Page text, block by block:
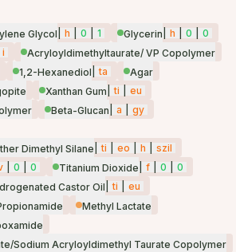
Glycol h 0 1 Glycerin h 0
0
i
Acryloyldimethyltaurate/ VP Copolymer
1,2-Hexanediol ta
Agar
Xanthan Gum ti
eu
Beta-Glucan a
gy
Dimethyl Silane
ti eo h
szil
0 0 Titanium Dioxide f 0
0
Castor Oil ti
eu
Methyl Lactate
Sodium Acryloyldimethyl Taurate Copolymer